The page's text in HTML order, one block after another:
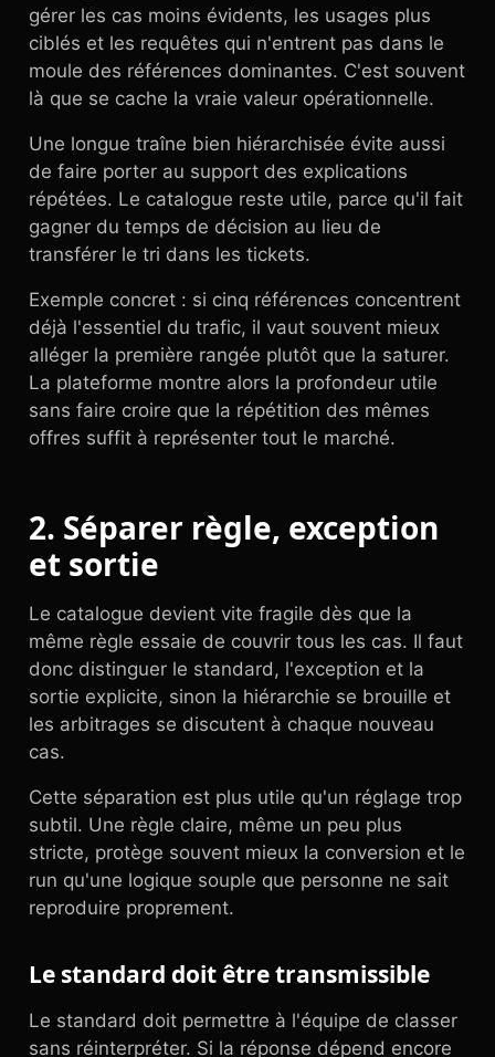
gérer les cas moins évidents, les usages plus
ciblés et les requêtes qui n'entrent pas dans le
moule des références dominantes. C'est souvent
là que se cache la vraie valeur opérationnelle.
Une longue traîne bien hiérarchisée évite aussi
de faire porter au support des explications
répétées. Le catalogue reste utile, parce qu'il fait
gagner du temps de décision au lieu de
transférer le tri dans les tickets.
Exemple concret : si cinq références concentrent
déjà l'essentiel du trafic, il vaut souvent mieux
alléger la première rangée plutôt que la saturer.
La plateforme montre alors la profondeur utile
sans faire croire que la répétition des mêmes
offres suffit à représenter tout le marché.
2. Séparer règle, exception
et sortie
Le catalogue devient vite fragile dès que la
même règle essaie de couvrir tous les cas. Il faut
donc distinguer le standard, l'exception et la
sortie explicite, sinon la hiérarchie se brouille et
les arbitrages se discutent à chaque nouveau
cas.
Cette séparation est plus utile qu'un réglage trop
subtil. Une règle claire, même un peu plus
stricte, protège souvent mieux la conversion et le
run qu'une logique souple que personne ne sait
reproduire proprement.
Le standard doit être transmissible
Le standard doit permettre à l'équipe de classer
sans réinterpréter. Si la réponse dépend encore